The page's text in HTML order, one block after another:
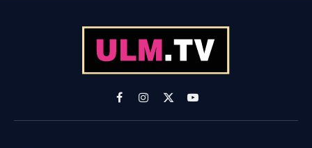
FacebookInstagram
X
(Twitter)
YouTube